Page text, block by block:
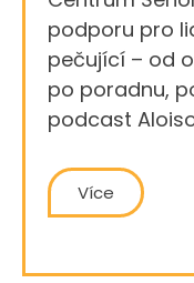
podporu pro
pečující – od
po poradnu,
podcast
Více